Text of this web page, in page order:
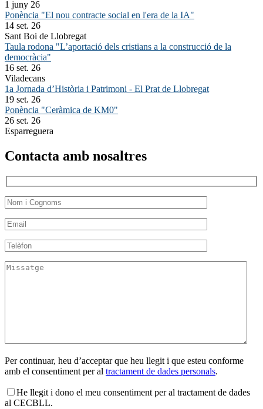
1 juny 26
Ponència "El nou contracte social en l'era de la IA"
14 set. 26
Sant Boi de Llobregat
Taula rodona "L’aportació dels cristians a la construcció de la
democràcia"
16 set. 26
Viladecans
1a Jornada d’Història i Patrimoni - El Prat de Llobregat
19 set. 26
Ponència "Ceràmica de KM0"
26 set. 26
Esparreguera
Contacta amb nosaltres
Per continuar, heu d’acceptar que heu llegit i que esteu conforme
amb el consentiment per al tractament de dades personals.
He llegit i dono el meu consentiment per al tractament de dades
al CECBLL.